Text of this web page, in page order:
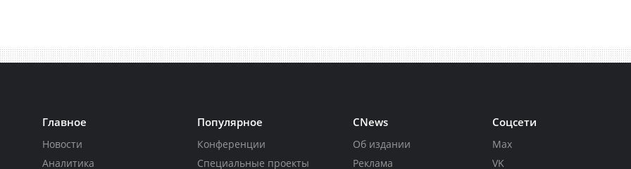
Главное
Новости
Аналитика
Популярное
Конференции
Специальные проекты
CNews
Об издании
Реклама
Соцсети
Max
VK